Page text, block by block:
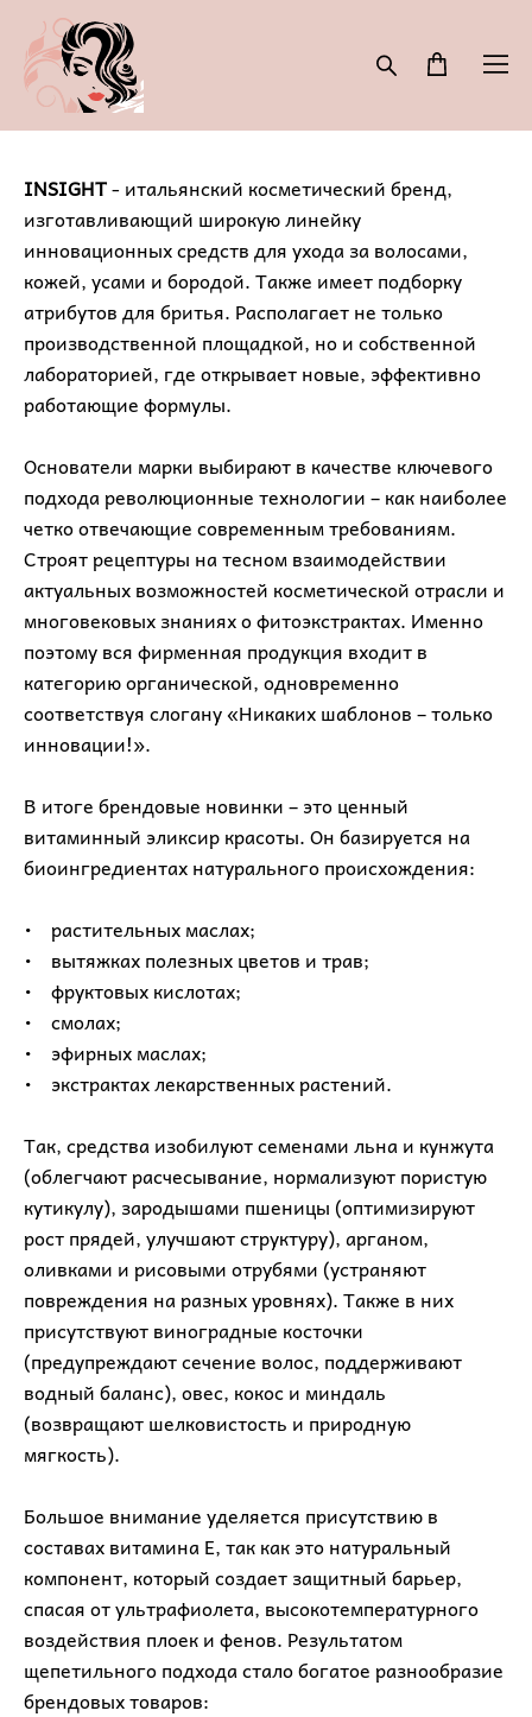
INSIGHT- итальянский косметический бренд,
изготавливающий широкую линейку
инновационных средств для ухода за волосами,
кожей, усами и бородой. Также имеет подборку
атрибутов для бритья. Располагает не только
производственной площадкой, но и собственной
лабораторией, где открывает новые, эффективно
работающие формулы.
Основатели марки выбирают в качестве ключевого
подхода революционные технологии – как наиболее
четко отвечающие современным требованиям.
Строят рецептуры на тесном взаимодействии
актуальных возможностей косметической отрасли и
многовековых знаниях о фитоэкстрактах. Именно
поэтому вся фирменная продукция входит в
категорию органической, одновременно
соответствуя слогану «Никаких шаблонов – только
инновации!».
В итоге брендовые новинки – это ценный
витаминный эликсир красоты. Он базируется на
биоингредиентах натурального происхождения:
• растительных маслах;
• вытяжках полезных цветов и трав;
• фруктовых кислотах;
• смолах;
• эфирных маслах;
• экстрактах лекарственных растений.
Так, средства изобилуют семенами льна и кунжута
(облегчают расчесывание, нормализуют пористую
кутикулу), зародышами пшеницы (оптимизируют
рост прядей, улучшают структуру), арганом,
оливками и рисовыми отрубями (устраняют
повреждения на разных уровнях). Также в них
присутствуют виноградные косточки
(предупреждают сечение волос, поддерживают
водный баланс), овес, кокос и миндаль
(возвращают шелковистость и природную
мягкость).
Большое внимание уделяется присутствию в
составах витамина Е, так как это натуральный
компонент, который создает защитный барьер,
спасая от ультрафиолета, высокотемпературного
воздействия плоек и фенов. Результатом
щепетильного подхода стало богатое разнообразие
брендовых товаров: